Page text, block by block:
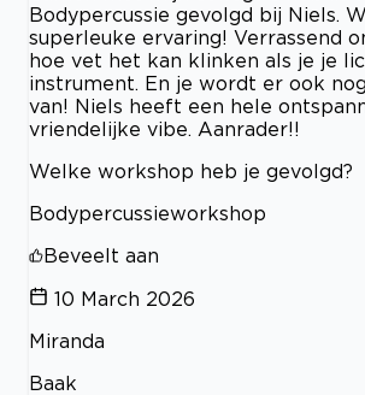
Bodypercussie gevolgd bij Niels.
superleuke ervaring! Verrassend
hoe vet het kan klinken als je je
instrument. En je wordt er ook
van! Niels heeft een hele
vriendelijke vibe. Aanrader!!
Welke workshop heb je gevolgd?
Bodypercussieworkshop
Beveelt aan
10 March 2026
Miranda
Baak